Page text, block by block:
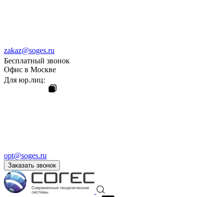
zakaz@soges.ru
Бесплатный звонок
Офис в Москве
Для юр.лиц:
opt@soges.ru
Заказать звонок